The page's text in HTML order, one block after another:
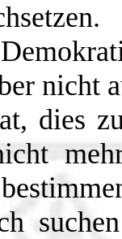
nicht
dies